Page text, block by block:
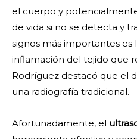
el cuerpo y
de vida si no se detecta y
signos más importantes es
inflamación del tejido que
Rodríguez destacó que el
una radiografía tradicional.
Afortunadamente, el